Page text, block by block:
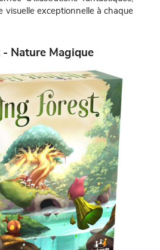
visuelle exceptionnelle à chaque
Nature Magique